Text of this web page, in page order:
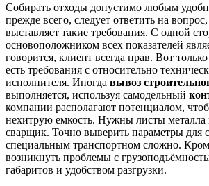
Собирать отходы допустимо любым
прежде всего, следует ответить на
выставляет такие требования. С одной
основоположником всех показателей
говорится, клиент всегда прав. Вот
есть требования с относительно
исполнителя. Иногда вывоз
выполняется, используя самодельный
компании располагают потенциалом,
нехитрую емкость. Нужны листы
сварщик. Точно выверить параметры для
специальным транспортном сложно.
возникнуть проблемы с
габаритов и удобством разгрузки.